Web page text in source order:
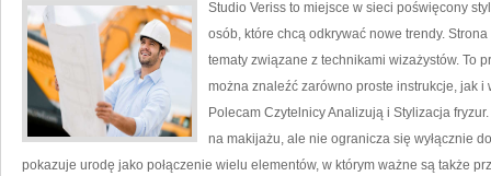
Studio Veriss to miejsce w sieci poświęcony
osób, które chcą odkrywać nowe trendy.
tematy związane z technikami wizażystów. To
można znaleźć zarówno proste instrukcje, jak
Polecam Czytelnicy Analizują i Stylizacja
na makijażu, ale nie ogranicza się wyłącznie
pokazuje urodę jako połączenie wielu elementów, w którym ważne są także